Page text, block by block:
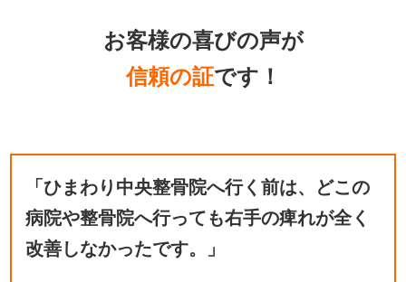
お客様の喜びの声が
信頼の証です！
「ひまわり中央整骨院へ行く前は、どこの
病院や整骨院へ行っても右手の痺れが全く
改善しなかったです。」